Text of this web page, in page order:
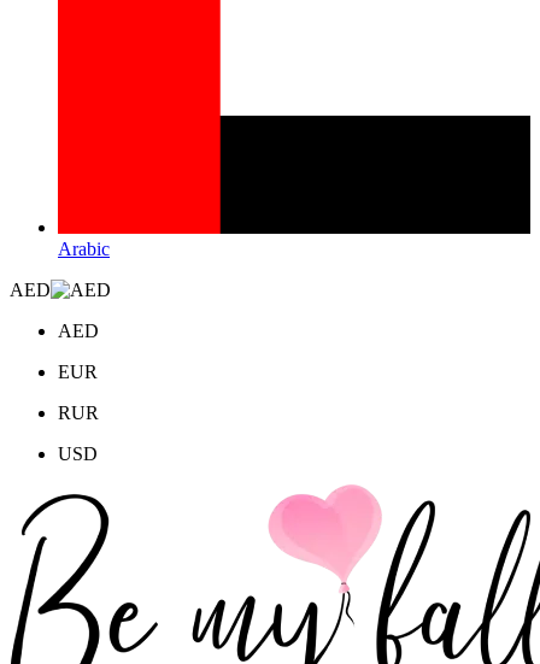
Arabic
AED
AED
EUR
RUR
USD